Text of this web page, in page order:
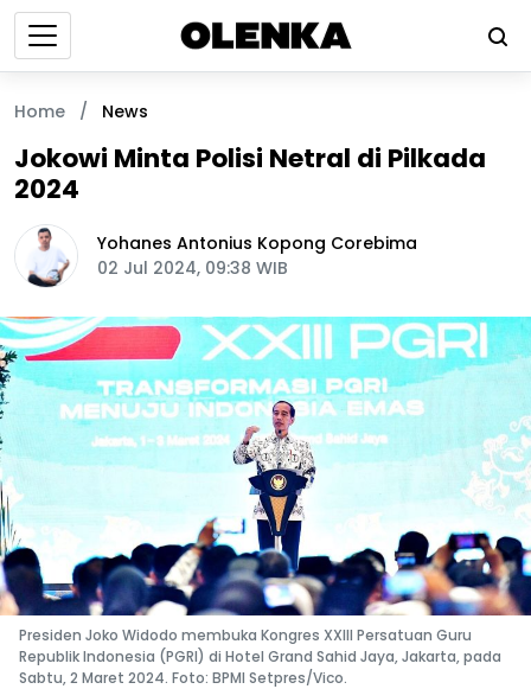
Home / News
Jokowi Minta Polisi Netral di Pilkada
2024
Yohanes Antonius Kopong Corebima
02 Jul 2024, 09:38 WIB
Presiden Joko Widodo membuka Kongres XXIII Persatuan Guru
Republik Indonesia (PGRI) di Hotel Grand Sahid Jaya, Jakarta, pada
Sabtu, 2 Maret 2024. Foto: BPMI Setpres/Vico.